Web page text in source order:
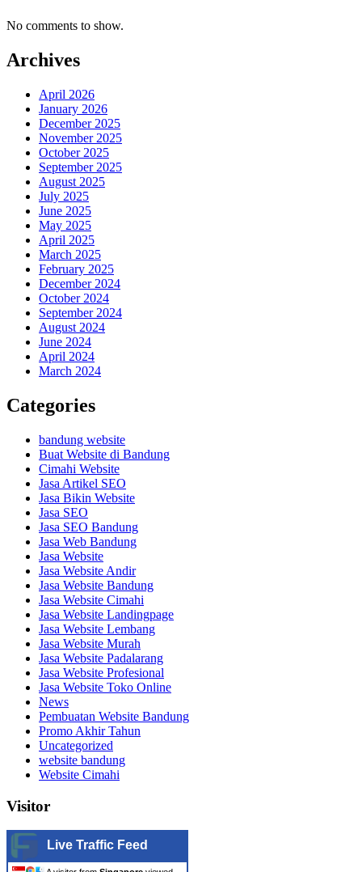
No comments to show.
Archives
April 2026
January 2026
December 2025
November 2025
October 2025
September 2025
August 2025
July 2025
June 2025
May 2025
April 2025
March 2025
February 2025
December 2024
October 2024
September 2024
August 2024
June 2024
April 2024
March 2024
Categories
bandung website
Buat Website di Bandung
Cimahi Website
Jasa Artikel SEO
Jasa Bikin Website
Jasa SEO
Jasa SEO Bandung
Jasa Web Bandung
Jasa Website
Jasa Website Andir
Jasa Website Bandung
Jasa Website Cimahi
Jasa Website Landingpage
Jasa Website Lembang
Jasa Website Murah
Jasa Website Padalarang
Jasa Website Profesional
Jasa Website Toko Online
News
Pembuatan Website Bandung
Promo Akhir Tahun
Uncategorized
website bandung
Website Cimahi
Visitor
Live Traffic Feed